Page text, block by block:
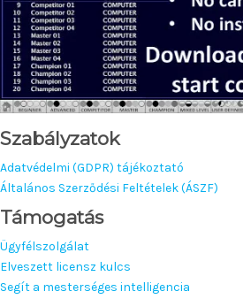
Szabályzatok
Adatvédelmi (GDPR) tájékoztató
Általános Szerződési Feltételek (ÁSZF)
Támogatás
Ügyfélszolgálat
Elveszett licensz kulcs
Segít a mesterséges intelligencia